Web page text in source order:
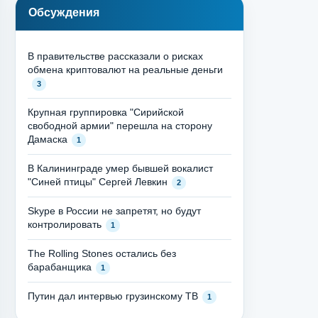
Обсуждения
В правительстве рассказали о рисках
обмена криптовалют на реальные деньги
3
Крупная группировка "Сирийской
свободной армии" перешла на сторону
Дамаска
1
В Калининграде умер бывшей вокалист
"Синей птицы" Сергей Левкин
2
Skype в России не запретят, но будут
контролировать
1
The Rolling Stones остались без
барабанщика
1
Путин дал интервью грузинскому ТВ 1